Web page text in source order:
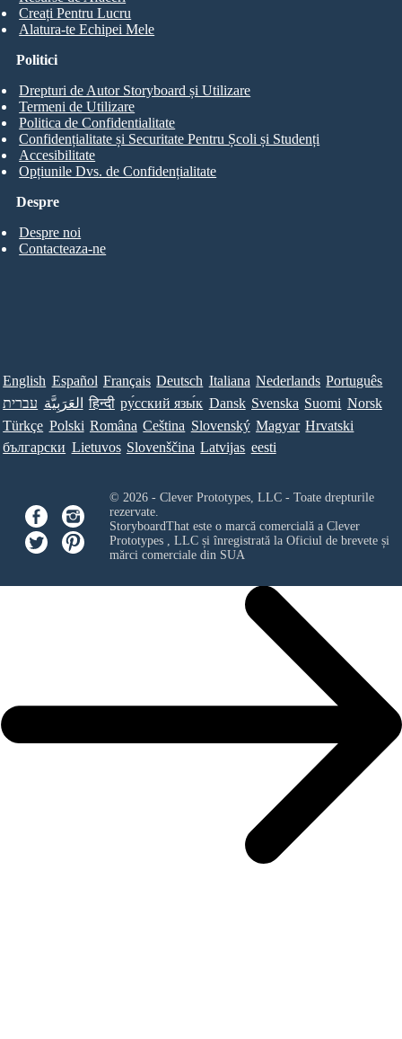
Creați Pentru Lucru
Alatura-te Echipei Mele
Despre
Despre noi
Contacteaza-ne
Politici
Drepturi de Autor Storyboard și Utilizare
Termeni de Utilizare
Politica de Confidentialitate
Confidențialitate și Securitate Pentru Școli și Studenți
Accesibilitate
Opțiunile Dvs. de Confidențialitate
English Español Français Deutsch Italiana Nederlands Português
עברית العَرَبِيَّة हिन्दी ру́сский язы́к Dansk Svenska Suomi Norsk
Türkçe Polski Româna Ceština Slovenský Magyar Hrvatski
български Lietuvos Slovenščina Latvijas eesti
© 2026 - Clever Prototypes, LLC - Toate drepturile
rezervate.
StoryboardThat este o marcă comercială a Clever
Prototypes , LLCși înregistrată la Oficiul de brevete și
mărci comerciale din SUA